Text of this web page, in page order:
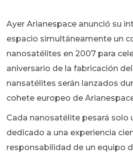
Ayer Arianespace anunció su
espacio simultáneamente un
nanosatélites en 2007 para
aniversario de la fabricación
nansatélites serán lanzados
cohete europeo de
Cada nanosatélite pesará solo
dedicado a una experiencia
responsabilidad de un equipo